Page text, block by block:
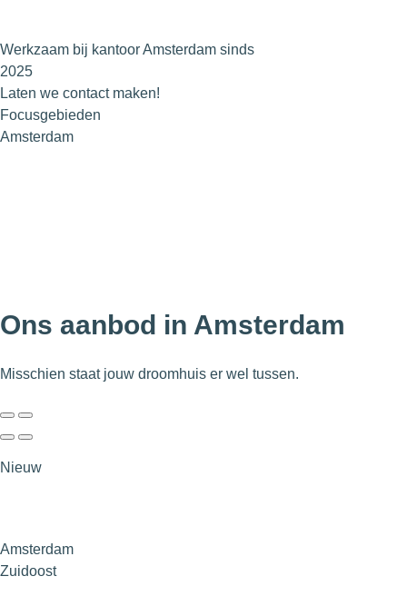
Werkzaam bij kantoor Amsterdam sinds
2025
Laten we contact maken!
Focusgebieden
Amsterdam
Ons aanbod in Amsterdam
Misschien staat jouw droomhuis er wel tussen.
Nieuw
Amsterdam
Zuidoost